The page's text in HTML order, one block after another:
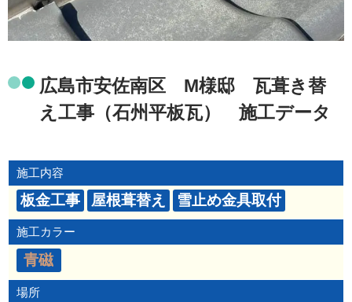
広島市安佐南区 M様邸 瓦葺き替
え工事（石州平板瓦） 施工データ
施工内容
板金工事 屋根葺替え 雪止め金具取付
施工カラー
青磁
場所